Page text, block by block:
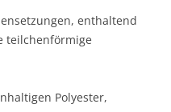
enthaltend
teilchenförmige
Polyester,